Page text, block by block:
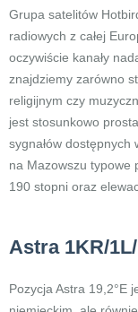
Grupa satelitów
radiowych z całej
oczywiście kanały
znajdziemy zarówno
religijnym czy
jest stosunkowo
sygnałów
na Mazowszu typowe
190 stopni oraz
Astra 1KR/
Pozycja Astra 19,2°E